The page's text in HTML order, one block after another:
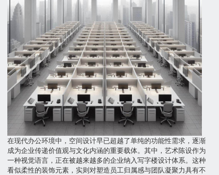
在现代办公环境中，空间设计早已超越了单纯的功能性需求，逐渐
成为企业传递价值观与文化内涵的重要载体。其中，艺术陈设作为
一种视觉语言，正在被越来越多的企业纳入写字楼设计体系。这种
看似柔性的装饰元素，实则对塑造员工归属感与团队凝聚力具有不